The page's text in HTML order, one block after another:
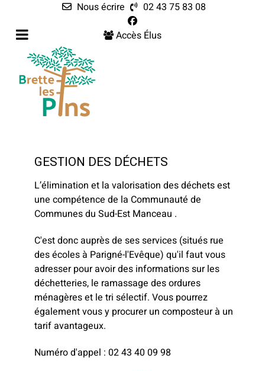
Nous écrire
02 43 75 83 08
Accès Élus
GESTION DES DÉCHETS
L’élimination et la valorisation des déchets est
une compétence de la Communauté de
Communes du Sud-Est Manceau .
C'est donc auprès de ses services (situés rue
des écoles à Parigné-l'Evêque) qu'il faut vous
adresser pour avoir des informations sur les
déchetteries, le ramassage des ordures
ménagères et le tri sélectif. Vous pourrez
également vous y procurer un composteur à un
tarif avantageux.
Numéro d'appel : 02 43 40 09 98